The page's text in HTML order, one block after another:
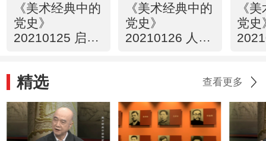
《美术经典中的
党史》
20210125 启航
《美术经典中的
党史》
20210126 人民
《
党史
精选 查看更多